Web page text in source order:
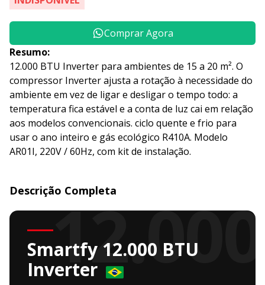
Comprar Agora
Resumo:
12.000 BTU Inverter para ambientes de 15 a 20 m². O
compressor Inverter ajusta a rotação à necessidade do
ambiente em vez de ligar e desligar o tempo todo: a
temperatura fica estável e a conta de luz cai em relação
aos modelos convencionais. ciclo quente e frio para
usar o ano inteiro e gás ecológico R410A. Modelo
AR01I, 220V / 60Hz, com kit de instalação.
Descrição Completa
12.000
Smartfy 12.000 BTU
Inverter